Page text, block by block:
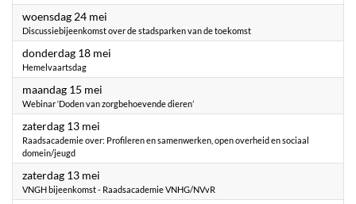
woensdag 24 mei
Discussiebijeenkomst over de stadsparken van de toekomst
donderdag 18 mei
Hemelvaartsdag
maandag 15 mei
Webinar ‘Doden van zorgbehoevende dieren’
zaterdag 13 mei
Raadsacademie over: Profileren en samenwerken, open overheid en sociaal
domein/jeugd
zaterdag 13 mei
VNGH bijeenkomst - Raadsacademie VNHG/NVvR